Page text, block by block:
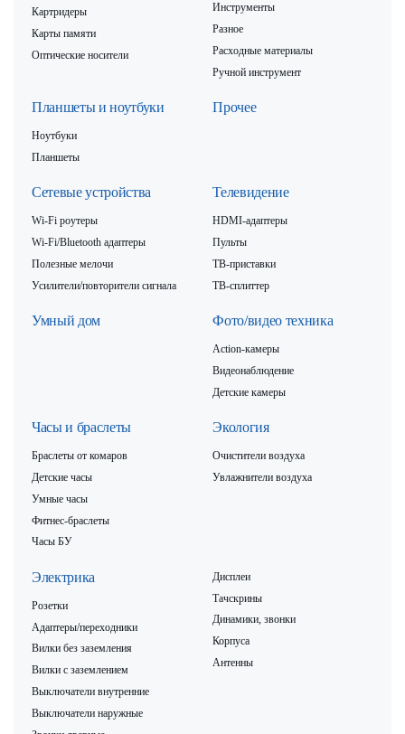
Картридеры
Карты памяти
Оптические носители
Инструменты
Разное
Расходные материалы
Ручной инструмент
Планшеты и ноутбуки
Ноутбуки
Планшеты
Прочее
Сетевые устройства
Wi-Fi роутеры
Wi-Fi/Bluetooth адаптеры
Полезные мелочи
Усилители/повторители сигнала
Телевидение
HDMI-адаптеры
Пульты
ТВ-приставки
ТВ-сплиттер
Умный дом Фото/видео техника
Action-камеры
Видеонаблюдение
Детские камеры
Часы и браслеты
Браслеты от комаров
Детские часы
Умные часы
Фитнес-браслеты
Часы БУ
Экология
Очистители воздуха
Увлажнители воздуха
Электрика
Розетки
Адаптеры/переходники
Вилки без заземления
Вилки с заземлением
Выключатели внутренние
Выключатели наружные
Дисплеи
Тачскрины
Динамики, звонки
Корпуса
Антенны